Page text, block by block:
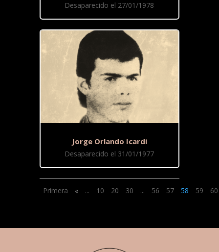
Desaparecido el 27/01/1978
Jorge Orlando Icardi
Desaparecido el 31/01/1977
Primera « ... 10 20 30 ... 56 57 58 59 60